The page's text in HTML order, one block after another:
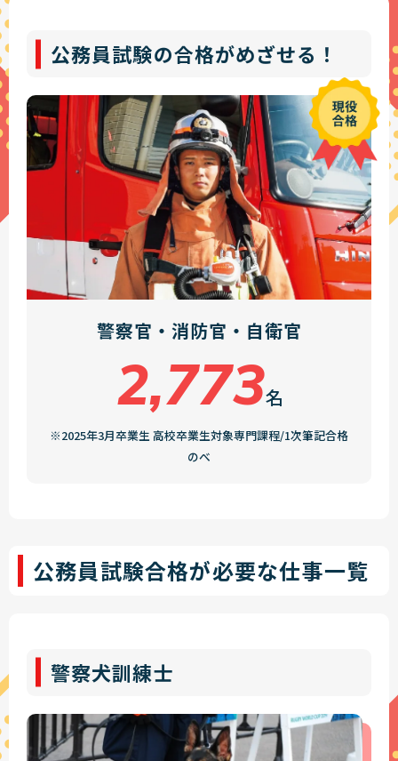
公務員試験の合格がめざせる！
警察官・消防官・自衛官
2,773名
※2025年3月卒業生 高校卒業生対象専門課程/1次筆記合格
のべ
公務員試験合格が必要な仕事一覧
警察犬訓練士